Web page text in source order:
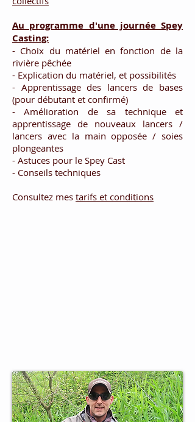
Au programme d'une journée Spey
Casting:
- Choix du matériel en fonction de la
rivière pêchée
- Explication du matériel, et possibilités
- Apprentissage des lancers de bases
(pour débutant et confirmé)
- Amélioration de sa technique et
apprentissage de nouveaux lancers /
lancers avec la main opposée / soies
plongeantes
- Astuces pour le Spey Cast
- Conseils techniques
Consultez mes tarifs et conditions